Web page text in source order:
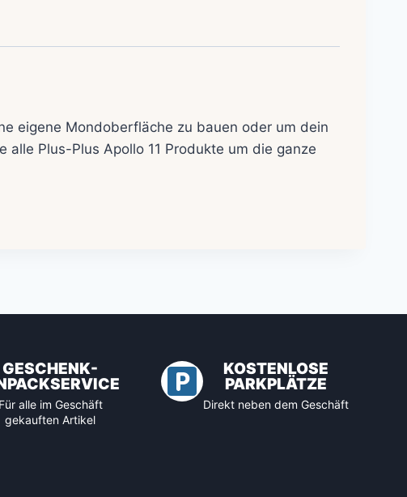
eigene Mondoberfläche zu bauen oder um dein
Plus-Plus Apollo 11 Produkte um die ganze
GESCHENK-
Für alle im Geschäft
gekauften Artikel
KOSTENLOSE
PARKPLÄTZE
Direkt neben dem Geschäft